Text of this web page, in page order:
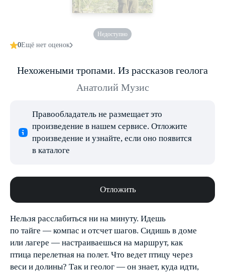
Недоступно
0Ещё нет оценок
Нехожеными тропами. Из рассказов геолога
Анатолий Музис
Правообладатель не размещает это
произведение в нашем сервисе. Отложите
произведение и узнайте, если оно появится
в каталоге
Отложить
Нельзя расслабиться ни на минуту. Идешь
по тайге — компас и отсчет шагов. Сидишь в доме
или лагере — настраиваешься на маршрут, как
птица перелетная на полет. Что ведет птицу через
веси и долины? Так и геолог — он знает, куда идти,